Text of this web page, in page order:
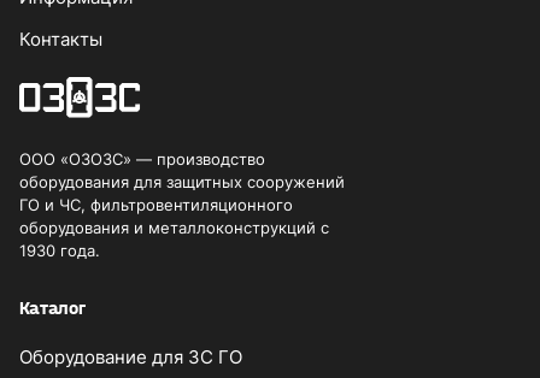
Контакты
ООО «ОЗОЗС» — производство
оборудования для защитных сооружений
ГО и ЧС, фильтровентиляционного
оборудования и металлоконструкций с
1930 года.
Каталог
Оборудование для ЗС ГО